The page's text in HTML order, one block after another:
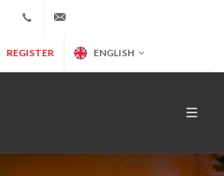
+34 902 365 000
REGISTER ENGLISH